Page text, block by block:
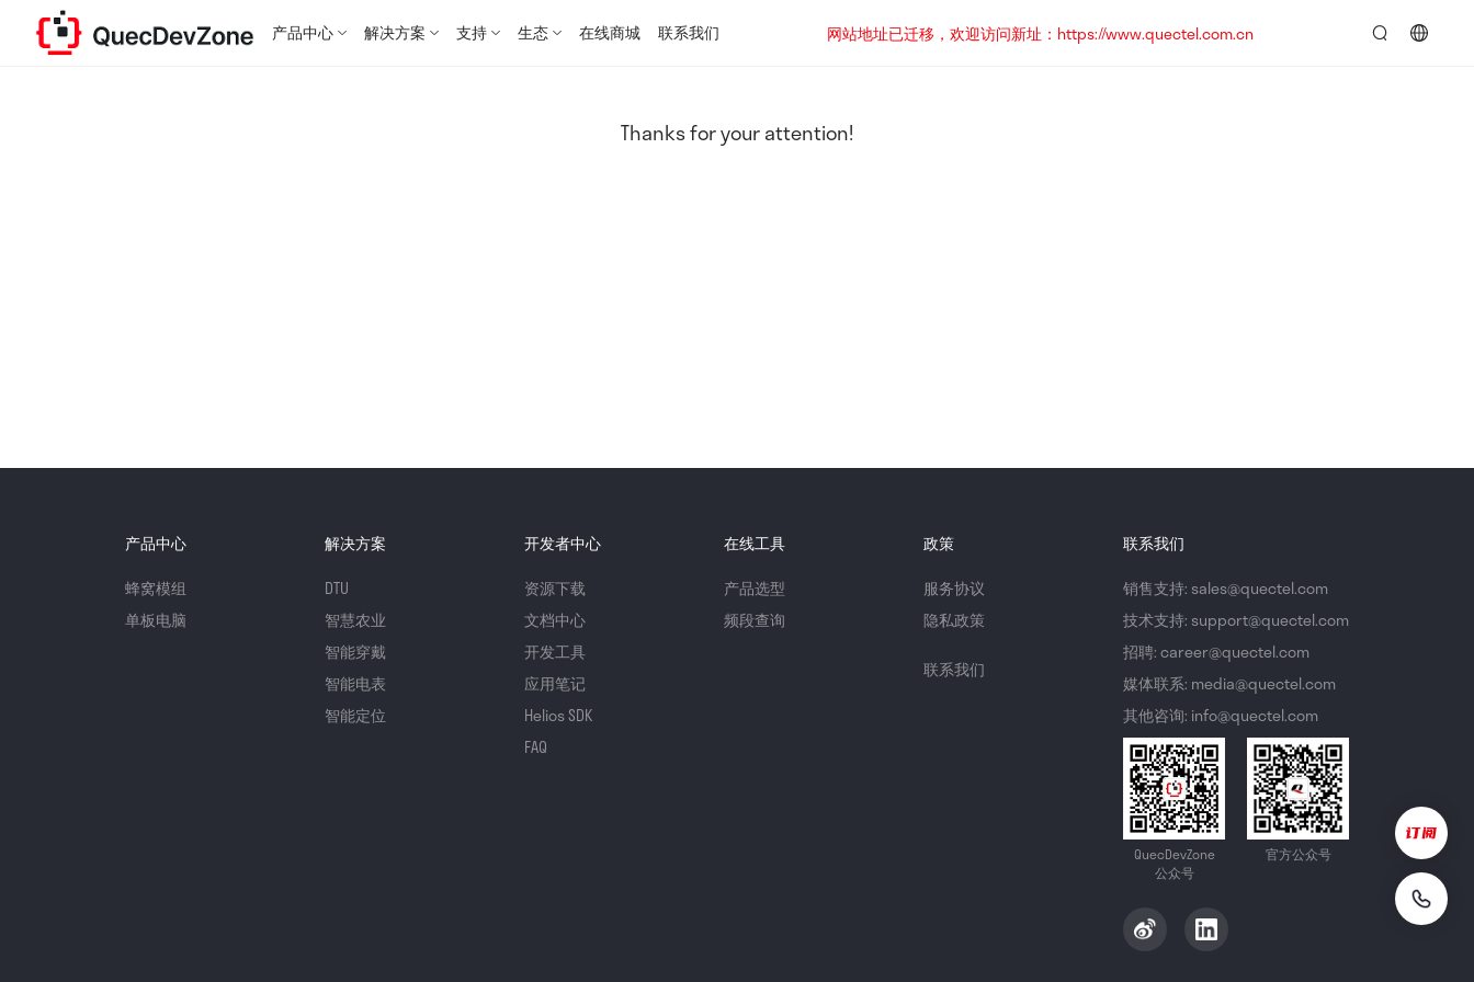
产品中心 解决方案 支持 生态 在线商城 联系我们
网站地址已迁移，欢迎访问新址：https://www.quectel.com.cn
Thanks for your attention!
产品中心
蜂窝模组
单板电脑
解决方案
DTU
智慧农业
智能穿戴
智能电表
智能定位
开发者中心
资源下载
文档中心
开发工具
应用笔记
Helios SDK
FAQ
在线工具
产品选型
频段查询
政策
服务协议
隐私政策
联系我们
联系我们
销售支持: sales@quectel.com
技术支持: support@quectel.com
招聘: career@quectel.com
媒体联系: media@quectel.com
其他咨询: info@quectel.com
QuecDevZone
公众号
官方公众号